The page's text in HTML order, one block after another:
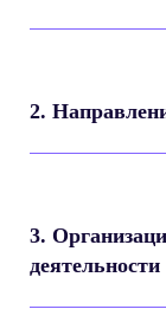
2.
3.
деятельности